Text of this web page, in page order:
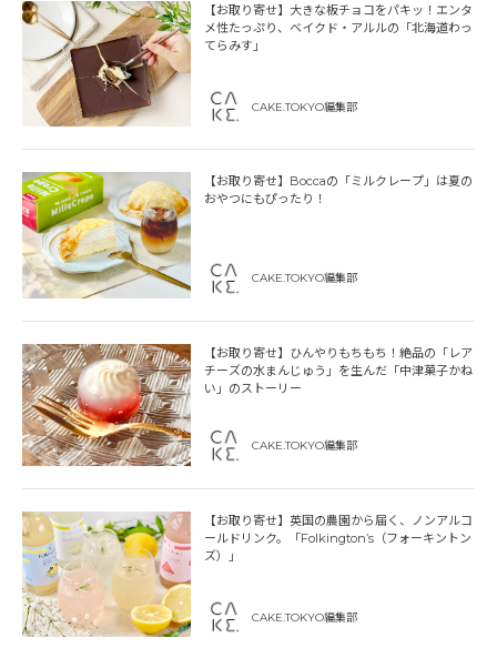
【お取り寄せ】大きな板チョコをパキッ！エンタ
メ性たっぷり、ベイクド・アルルの「北海道わっ
てらみす」
CAKE.TOKYO編集部
【お取り寄せ】Boccaの「ミルクレープ」は夏の
おやつにもぴったり！
CAKE.TOKYO編集部
【お取り寄せ】ひんやりもちもち！絶品の「レア
チーズの水まんじゅう」を生んだ「中津菓子かね
い」のストーリー
CAKE.TOKYO編集部
【お取り寄せ】英国の農園から届く、ノンアルコ
ールドリンク。「Folkington’s（フォーキントン
ズ）」
CAKE.TOKYO編集部